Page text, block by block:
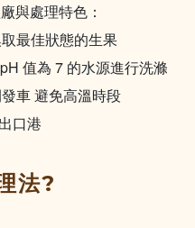
與處理特色：
最佳狀態的生果
值為 7 的水源進行洗滌
車 避免高溫時段
口港
法?